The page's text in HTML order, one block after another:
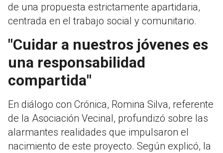
de una propuesta estrictamente apartidaria,
centrada en el trabajo social y comunitario.
"Cuidar a nuestros jóvenes es
una responsabilidad
compartida"
En diálogo con Crónica, Romina Silva, referente
de la Asociación Vecinal, profundizó sobre las
alarmantes realidades que impulsaron el
nacimiento de este proyecto. Según explicó, la